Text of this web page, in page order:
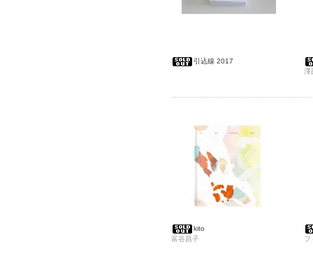
引込線 2017
澤
kito
富谷昌子
フ